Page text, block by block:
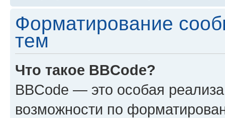
Форматирование
тем
Что такое BBCode?
BBCode — это особая
возможности по